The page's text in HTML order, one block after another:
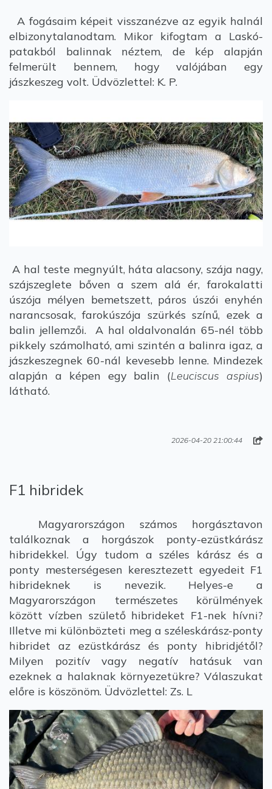
A fogásaim képeit visszanézve az egyik halnál
elbizonytalanodtam. Mikor kifogtam a Laskó-
patakból balinnak néztem, de kép alapján
felmerült bennem, hogy valójában egy
jászkeszeg volt. Üdvözlettel: K. P.
A hal teste megnyúlt, háta alacsony, szája nagy,
szájszeglete bőven a szem alá ér, farokalatti
úszója mélyen bemetszett, páros úszói enyhén
narancsosak, farokúszója szürkés színű, ezek a
balin jellemzői. A hal oldalvonalán 65-nél több
pikkely számolható, ami szintén a balinra igaz, a
jászkeszegnek 60-nál kevesebb lenne. Mindezek
alapján a képen egy balin (Leuciscus aspius)
látható.
2026-04-20 21:00:44
F1 hibridek
Magyarországon számos horgásztavon
találkoznak a horgászok ponty-ezüstkárász
hibridekkel. Úgy tudom a széles kárász és a
ponty mesterségesen keresztezett egyedeit F1
hibrideknek is nevezik. Helyes-e a
Magyarországon természetes körülmények
között vízben születő hibrideket F1-nek hívni?
Illetve mi különbözteti meg a széleskárász-ponty
hibridet az ezüstkárász és ponty hibridjétől?
Milyen pozitív vagy negatív hatásuk van
ezeknek a halaknak környezetükre? Válaszukat
előre is köszönöm. Üdvözlettel: Zs. L